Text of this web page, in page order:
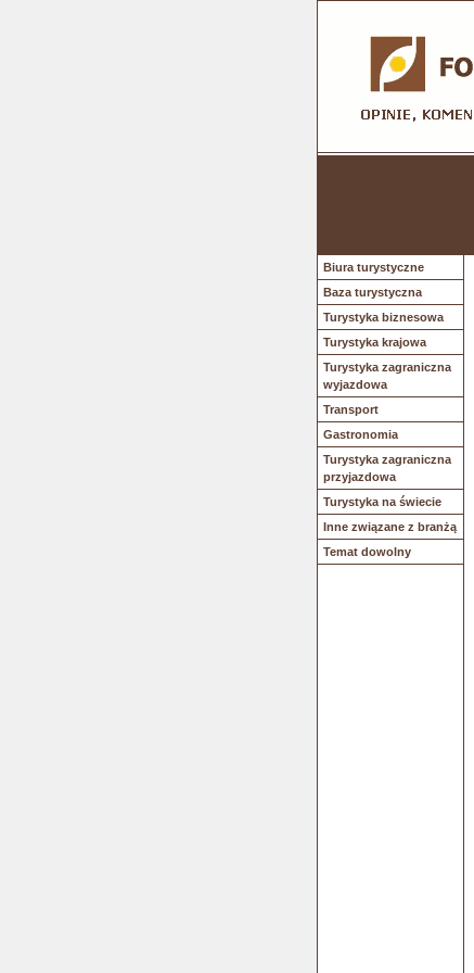
Biura turystyczne
Baza turystyczna
Turystyka biznesowa
Turystyka krajowa
Turystyka zagraniczna
wyjazdowa
Transport
Gastronomia
Turystyka zagraniczna
przyjazdowa
Turystyka na świecie
Inne związane z branżą
Temat dowolny